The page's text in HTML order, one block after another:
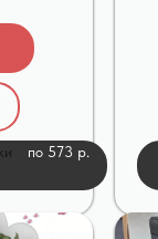
по 573 р.